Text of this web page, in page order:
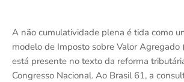
A não cumulatividade plena é tida como
modelo de Imposto sobre Valor Agregado
está presente no texto da reforma
Congresso Nacional. Ao Brasil 61, a